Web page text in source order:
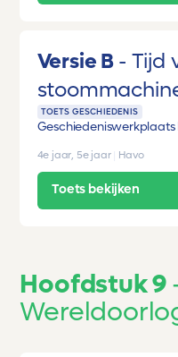
Versie B
Tijd
TOETS GESCHIEDENIS
Geschiedeniswerkplaats
4e jaar, 5e jaar Havo
Toets bekijken
Hoofdstuk 9